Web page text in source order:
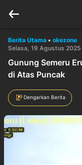
Berita Utama • okezone
Selasa, 19 Agustus
Gunung Semeru
di Atas Puncak
Dengarkan Berita